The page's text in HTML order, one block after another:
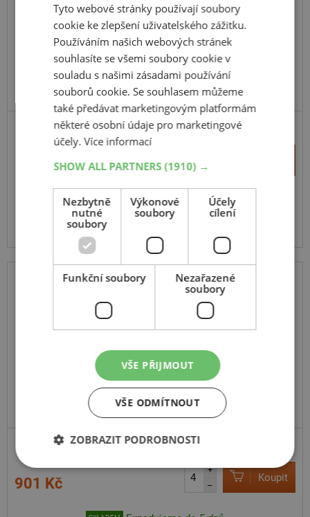
28J
1 008 Kč
–
SKLADEM Expedujeme do 5 dnů
Na prodejně v Opavě do 5 dnů.
JOURNEY
901 Kč
+
–
Koupit
Tyto webové stránky používají soubory
cookie ke zlepšení uživatelského zážitku.
Používáním našich webových stránek
souhlasíte se všemi soubory cookie v
souladu s našimi zásadami používání
souborů cookie. Se souhlasem můžeme
také předávat marketingovým platformám
některé osobní údaje pro marketingové
účely.Více informací
SHOW ALL PARTNERS(1910) →
Nezbytně
nutné
soubory
Výkonové
soubory
Účely
cílení
Funkční soubory
Nezařazené
soubory
VŠE PŘIJMOUT
VŠE ODMÍTNOUT
ZOBRAZIT PODROBNOSTI